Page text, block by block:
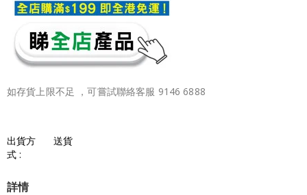
如存貨上限不足 ，可嘗試聯絡客服 9146 6888
出貨方
式 :
送貨
詳情